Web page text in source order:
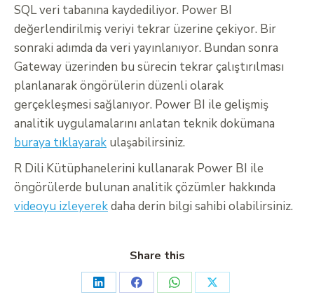
SQL veri tabanına kaydediliyor. Power BI
değerlendirilmiş veriyi tekrar üzerine çekiyor. Bir
sonraki adımda da veri yayınlanıyor. Bundan sonra
Gateway üzerinden bu sürecin tekrar çalıştırılması
planlanarak öngörülerin düzenli olarak
gerçekleşmesi sağlanıyor. Power BI ile gelişmiş
analitik uygulamalarını anlatan teknik dokümana
buraya tıklayarak ulaşabilirsiniz.
R Dili Kütüphanelerini kullanarak Power BI ile
öngörülerde bulunan analitik çözümler hakkında
videoyu izleyerekdaha derin bilgi sahibi olabilirsiniz.
Share this